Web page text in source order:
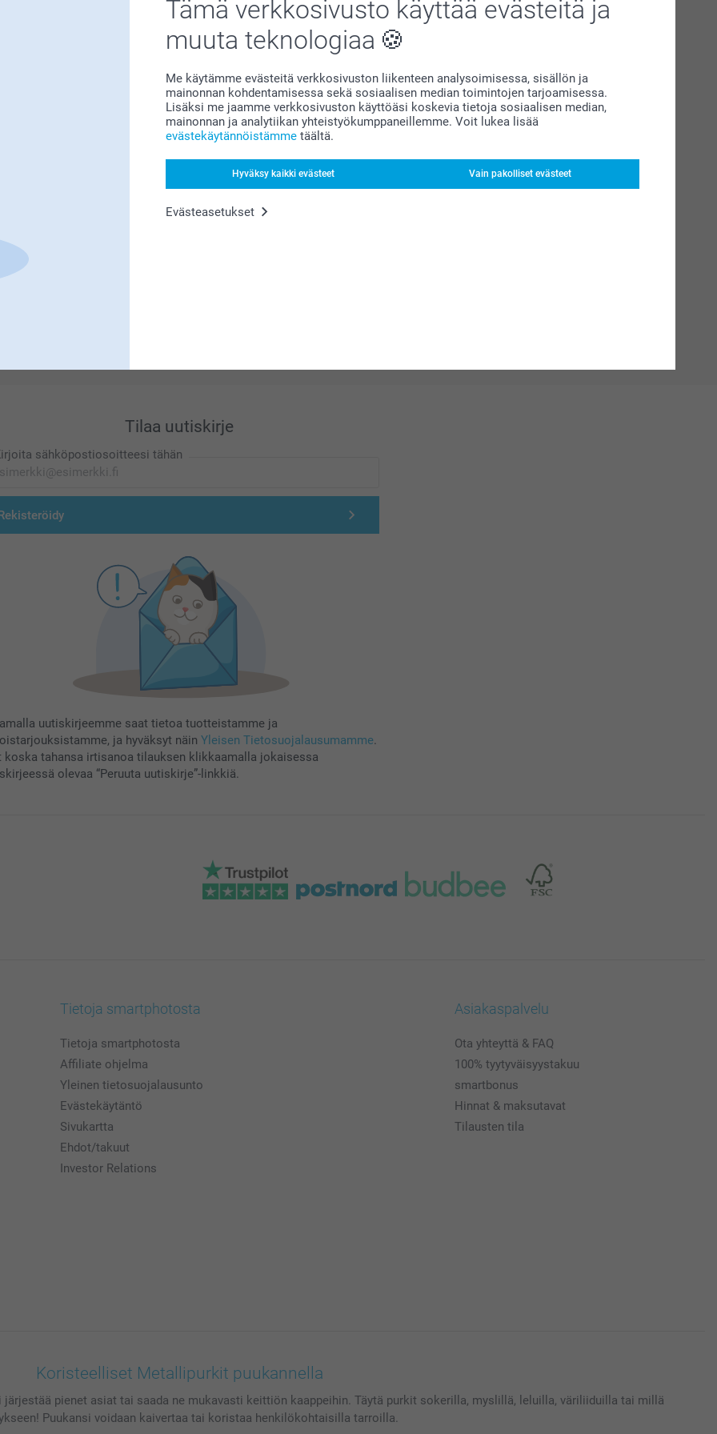
Tämä verkkosivusto käyttää evästeitä ja
muuta teknologiaa
Me käytämme evästeitä verkkosivuston liikenteen analysoimisessa, sisällön ja
mainonnan kohdentamisessa sekä sosiaalisen median toimintojen tarjoamisessa.
Lisäksi me jaamme verkkosivuston käyttöäsi koskevia tietoja sosiaalisen median,
mainonnan ja analytiikan yhteistyökumppaneillemme. Voit lukea lisää
evästekäytännöistämme täältä.
Hyväksy kaikki evästeet Vain pakolliset evästeet
Evästeasetukset
Bonusta kaikista tilauksista
Etsitkö inspiraatiota?
Tilaa uutiskirje
sähköpostiosoitteesi tähän
uutiskirjeemme saat tietoa tuotteistamme ja
ja hyväksyt näin Yleisen Tietosuojalausumamme.
koska tahansa irtisanoa tilauksen klikkaamalla jokaisessa
olevaa “Peruuta uutiskirje”-linkkiä.
Tietoja smartphotosta
Tietoja smartphotosta
Affiliate ohjelma
Yleinen tietosuojalausunto
Evästekäytäntö
Sivukartta
Ehdot/takuut
Investor Relations
Asiakaspalvelu
Ota yhteyttä & FAQ
100% tyytyväisyystakuu
smartbonus
Hinnat & maksutavat
Tilausten tila
Koristeelliset Metallipurkit puukannella
pienet asiat tai saada ne mukavasti keittiön kaappeihin. Täytä purkit sokerilla, myslillä, leluilla, väriliiduilla tai millä
Puukansi voidaan kaivertaa tai koristaa henkilökohtaisilla tarroilla.